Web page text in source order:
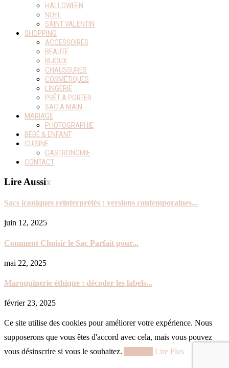
HALLOWEEN
NOËL
SAINT VALENTIN
SHOPPING
ACCESSOIRES
BEAUTÉ
BIJOUX
CHAUSSURES
COSMÉTIQUES
LINGERIE
PRÊT A PORTER
SAC A MAIN
MARIAGE
PHOTOGRAPHIE
BÉBÉ & ENFANT
CUISINE
GASTRONOMIE
CONTACT
Lire Aussix
Sacs iconiques reinterprétés : versions contemporaines...
juin 12, 2025
Comment Choisir le Sac Parfait pour...
mai 22, 2025
Maroquinerie éthique : décoder les labels...
février 23, 2025
Ce site utilise des cookies pour améliorer votre expérience. Nous
supposerons que vous êtes d'accord avec cela, mais vous pouvez
vous désinscrire si vous le souhaitez.
Lire Plus